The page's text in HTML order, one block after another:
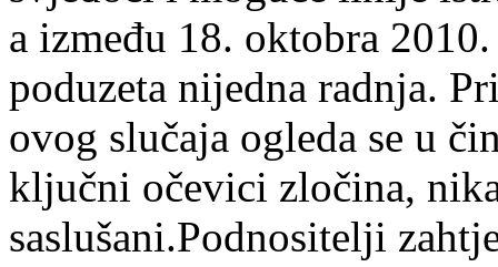
a između 18. oktobra
poduzeta nijedna radnja.
ovog slučaja ogleda se u
ključni očevici zločina,
saslušani.Podnositelji